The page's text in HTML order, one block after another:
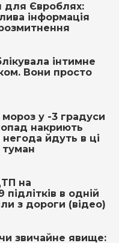
для Євроблях:
інформація
інтимне
Вони просто
у -3 градуси
накриють
йдуть в ці
туман
на
підлітків в одній
з дороги (відео)
звичайне явище: